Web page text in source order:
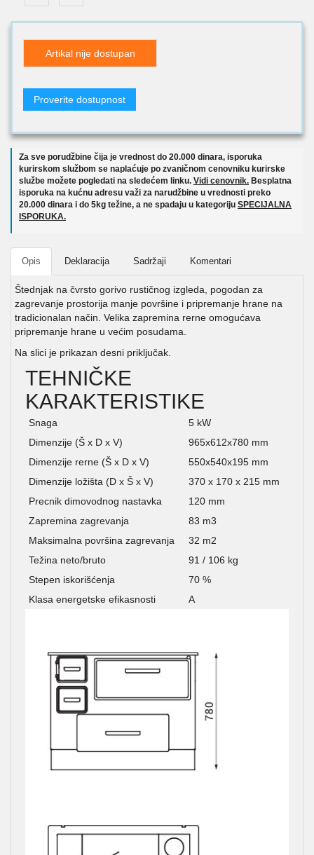
Artikal nije dostupan
Proverite dostupnost
Za sve porudžbine čija je vrednost do 20.000 dinara, isporuka
kurirskom službom se naplaćuje po zvaničnom cenovniku kurirske
službe možete pogledati na sledećem linku. Vidi cenovnik. Besplatna
isporuka na kućnu adresu važi za narudžbine u vrednosti preko
20.000 dinara i do 5kg težine, a ne spadaju u kategoriju SPECIJALNA
ISPORUKA.
Opis Deklaracija Sadržaji Komentari
Štednjak na čvrsto gorivo rustičnog izgleda, pogodan za
zagrevanje prostorija manje površine i pripremanje hrane na
tradicionalan način. Velika zapremina rerne omogućava
pripremanje hrane u većim posudama.
Na slici je prikazan desni priključak.
TEHNIČKE
KARAKTERISTIKE
Snaga
5 kW
Dimenzije (Š x D x V)
965x612x780 mm
Dimenzije rerne (Š x D x V)
550x540x195 mm
Dimenzije ložišta (D x Š x V)
370 x 170 x 215 mm
Precnik dimovodnog nastavka
120 mm
Zapremina zagrevanja
83 m3
Maksimalna površina zagrevanja
32 m2
Težina neto/bruto
91 / 106 kg
Stepen iskorišćenja
70 %
Klasa energetske efikasnosti
A